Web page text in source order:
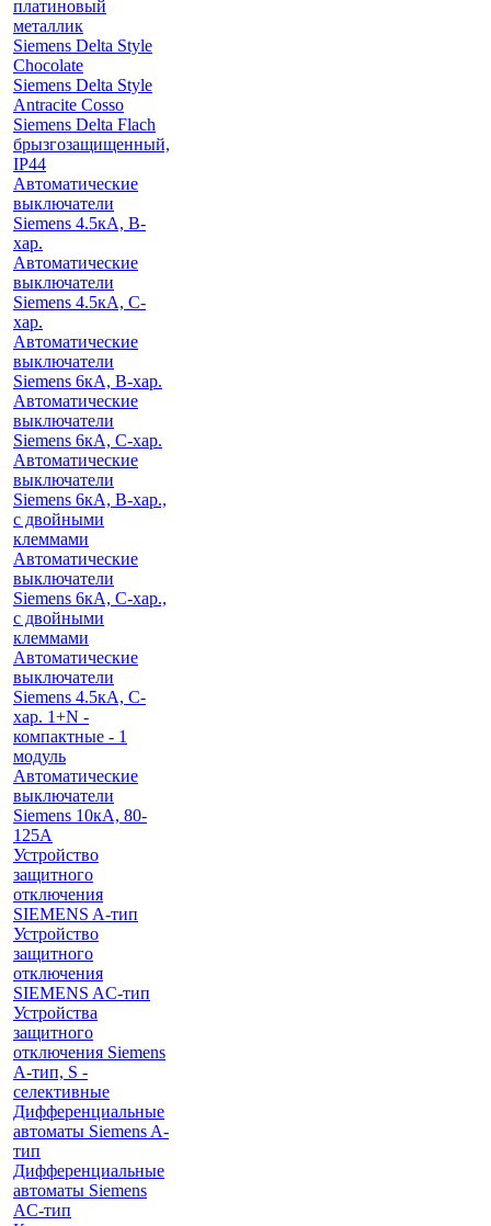
платиновый
металлик
Siemens Delta Style
Chocolate
Siemens Delta Style
Antracite Cosso
Siemens Delta Flach
брызгозащищенный,
IP44
Автоматические
выключатели
Siemens 4.5кА, B-
хар.
Автоматические
выключатели
Siemens 4.5кА, C-
хар.
Автоматические
выключатели
Siemens 6кА, B-хар.
Автоматические
выключатели
Siemens 6кА, С-хар.
Автоматические
выключатели
Siemens 6кА, B-хар.,
с двойными
клеммами
Автоматические
выключатели
Siemens 6кА, C-хар.,
с двойными
клеммами
Автоматические
выключатели
Siemens 4.5кА, C-
хар. 1+N -
компактные - 1
модуль
Автоматические
выключатели
Siemens 10кА, 80-
125A
Устройство
защитного
отключения
SIEMENS A-тип
Устройство
защитного
отключения
SIEMENS AС-тип
Устройства
защитного
отключения Siemens
A-тип, S -
селективные
Дифференциальные
автоматы Siemens A-
тип
Дифференциальные
автоматы Siemens
AС-тип